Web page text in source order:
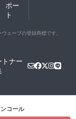
ポー
ト
ェーブの登録商標です。
トナー
コール